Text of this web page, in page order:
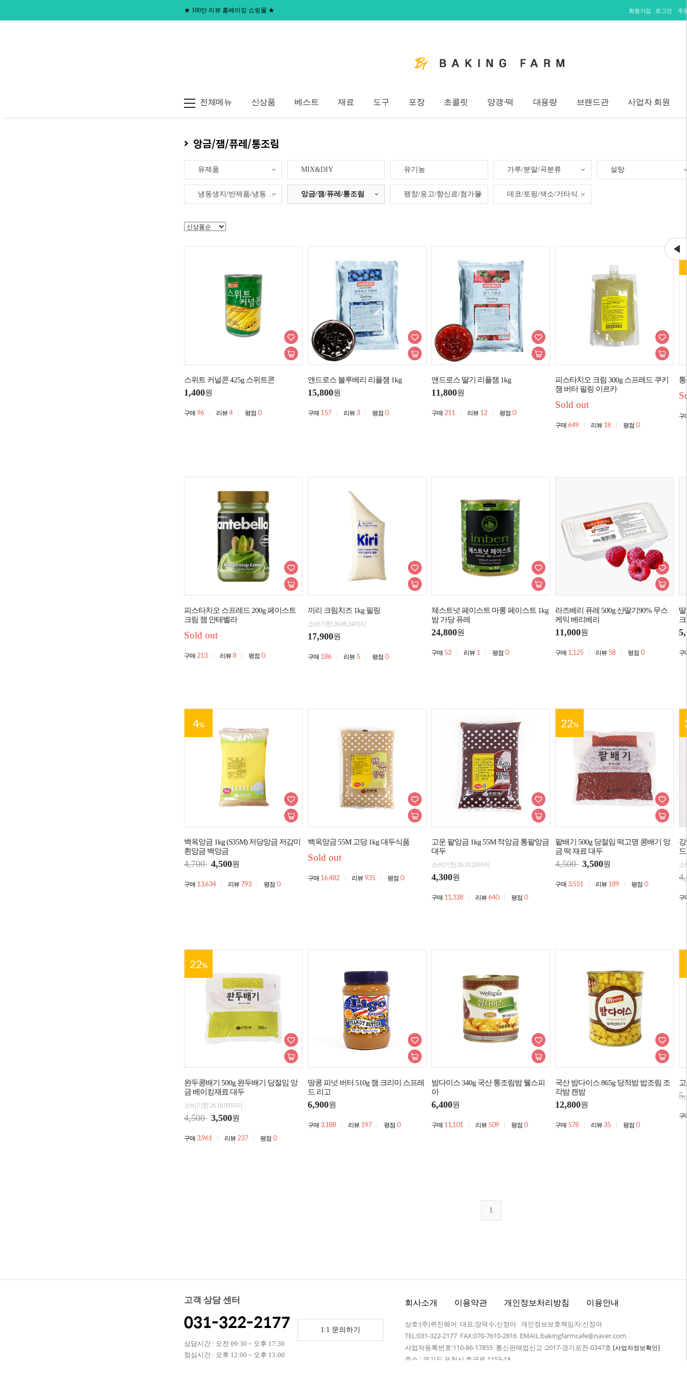
★ 100만 리뷰 홈베이킹 쇼핑몰 ★ 회원가입 로그인 주
전체메뉴 신상품 베스트 재료 도구 포장 초콜릿 양갱·떡 대용량 브랜드관 사업자 회원
앙금/잼/퓨레/통조림
유제품 MIX&DIY 유기농 가루/분말/곡분류 설탕
냉동생지/반제품/냉동제품 앙금/잼/퓨레/통조림 팽창/응고/향신료/첨가물 데코/토핑/색소/기타식재료
스위트 커널콘 425g 스위트콘
1,400원
구매 96 리뷰 4 평점 0
앤드로스 블루베리 리플잼 1kg
15,800원
구매 157 리뷰 3 평점 0
앤드로스 딸기 리플잼 1kg
11,800원
구매 211 리뷰 12 평점 0
피스타치오 크림 300g 스프레드 쿠키
잼 버터 필링 이르카
Sold out
구매 649 리뷰 18 평점 0
구
피스타치오 스프레드 200g 페이스트
크림 잼 안테벨라
Sold out
구매 213 리뷰 8 평점 0
끼리 크림치즈 1kg 필링
소비기한 26.08.24까지
17,900원
구매 186 리뷰 5 평점 0
체스트넛 페이스트 마롱 페이스트 1kg
밤 가당 퓨레
24,800원
구매 52 리뷰 1 평점 0
라즈베리 퓨레 500g 산딸기90% 무스
케익 베리베리
11,000원
구매 1,125 리뷰 58 평점 0 구
4%
백옥앙금 1kg (S35M) 저당앙금 저감미
흰앙금 백앙금
4,700 4,500원
구매 13,634 리뷰 793 평점 0
백옥앙금 55M 고당 1kg 대두식품
Sold out
구매 16,482 리뷰 935 평점 0
고운 팥앙금 1kg 55M 적앙금 통팥앙금
대두
소비기한 26.10.29까지
4,300원
구매 11,338 리뷰 640 평점 0
22%
팥배기 500g 당절임 떡고명 콩배기 앙
금 떡 재료 대두
4,500 3,500원
구매 3,551 리뷰 189 평점 0
소
구
22%
완두콩배기 500g 완두배기 당절임 앙
금 베이킹재료 대두
소비기한 26.10.09까지
4,500 3,500원
구매 3,961 리뷰 237 평점 0
땅콩 피넛 버터 510g 잼 크리미 스프레
드 리고
6,900원
구매 3,188 리뷰 197 평점 0
밤다이스 340g 국산 통조림밤 웰스피
아
6,400원
구매 11,101 리뷰 509 평점 0
국산 밤다이스 865g 당적밤 밥조림 조
각밤 캔밤
12,800원
구매 578 리뷰 35 평점 0
구
1
고객 상담 센터
031-322-2177
상담시간 : 오전 09:30 ~ 오후 17:30
점심시간 : 오후 12:00 ~ 오후 13:00
1:1 문의하기
회사소개 이용약관 개인정보처리방침 이용안내
상호:(주)퀴진웨어 대표:장덕수,신정아 개인정보보호책임자:신정아
TEL:031-322-2177 FAX:070-7610-2816 EMAIL:bakingfarmcafe@naver.com
사업자등록번호:110-86-17855 통신판매업신고 :2017-경기포천-0347호 [사업자정보확인]
주소 : 경기도 포천시 호국로 1153-18